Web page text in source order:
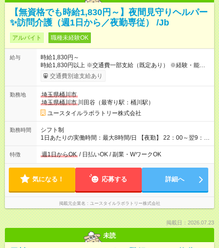
【無資格でも時給1,830円～】夜間見守りヘルパー
✨訪問介護（週1日から／夜勤専従） /Jb
アルバイト 職種未経験OK
給与
時給1,830円～
時給1,830円以上 ※交通費一部支給（既定あり） ※経験・能力を
考慮して決定します 【収入例】 週1回勤務の場合：1,830円×8時
間×4回=5万8,560円 週3回勤務の場合：1,830円×8時間×12回
月 ※ 雇用形態と給与に、本採用時と異なる部分があります。 雇
用形態：本採用時と同じです。 給与：時給 1,580円以上
交通費別途支給あり
勤務地
埼玉県桶川市
埼玉県桶川市 川田谷（最寄り駅：桶川駅）
ユースタイルラボラトリー株式会社
勤務時間
シフト制
1日あたりの実働時間：最大8時間/日 【夜勤】 22：00～翌9：
00 ※週1日～OK ／ 夜勤専従 ＊＊ 勤務時間例 ＊＊ ■22時か
ら翌7時 ■23時から翌8時 ■24時から翌9時 など ※上記の時間
ます。 ※曜日固定（毎週同じ曜日での勤務となります）
特徴 週1日からOK / 日払いOK / 副業・WワークOK
気になる！ 応募する 詳細へ
掲載元企業名 ユースタイルラボラトリー株式会社
掲載日：2026.07.23
未読